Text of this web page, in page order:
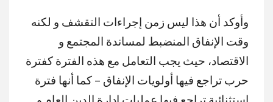
وأوكد أن هذا ليس زمن إجراءات التقشف و لكنه
وقت الإنفاق المنضبط لمساندة المجتمع و
الاقتصاد، حيث يجب التعامل مع هذه الفترة كفترة
حرب تراجع فيها أولويات الإنفاق – كما أنها فترة